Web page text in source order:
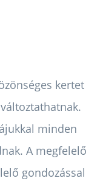
kertet
minden
A megfelelő
gondozással